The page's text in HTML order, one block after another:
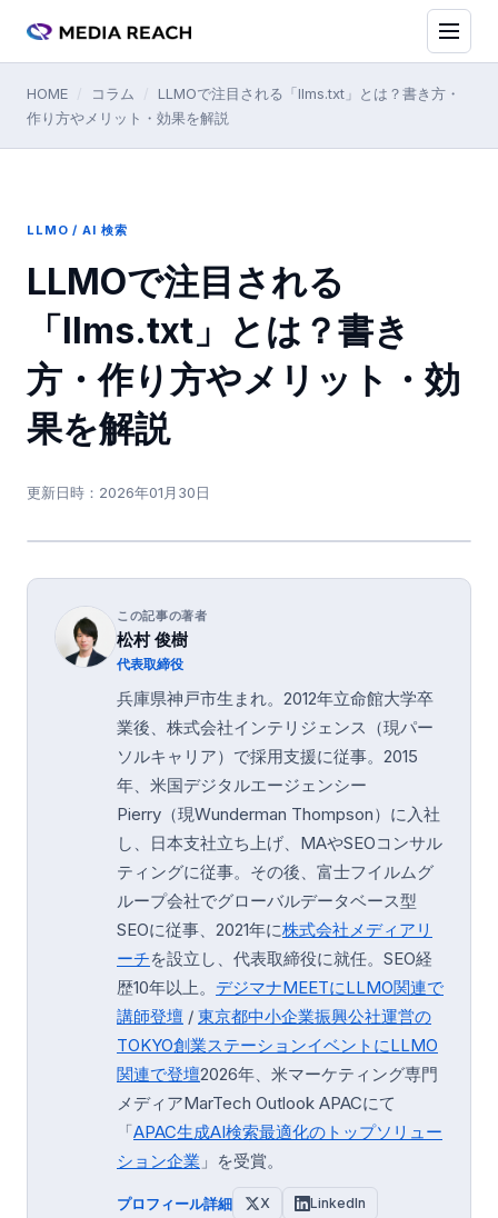
HOME コラム
LLMOで注目される「llms.txt」とは？書き方・
作り方やメリット・効果を解説
LLMO / AI 検索
LLMOで注目される
「llms.txt」とは？書き
方・作り方やメリット・効
果を解説
更新日時： 2026年01月30日
この記事の著者
松村 俊樹
代表取締役
兵庫県神戸市生まれ。2012年立命館大学卒
業後、株式会社インテリジェンス（現パー
ソルキャリア）で採用支援に従事。2015
年、米国デジタルエージェンシー
Pierry（現Wunderman Thompson）に入社
し、日本支社立ち上げ、MAやSEOコンサル
ティングに従事。その後、富士フイルムグ
ループ会社でグローバルデータベース型
SEOに従事、2021年に株式会社メディアリ
ーチを設立し、代表取締役に就任。SEO経
歴10年以上。 デジマナMEETにLLMO関連で
講師登壇 / 東京都中小企業振興公社運営の
TOKYO創業ステーションイベントにLLMO
関連で登壇2026年、米マーケティング専門
メディアMarTech Outlook APACにて
「APAC生成AI検索最適化のトップソリュー
ション企業 」を受賞。
プロフィール詳細 X LinkedIn